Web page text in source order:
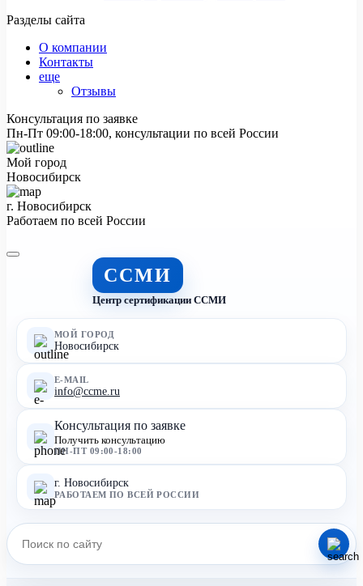
Разделы сайта
О компании
Контакты
еще
Отзывы
Консультация по заявке
Пн-Пт 09:00-18:00, консультации по всей России
Мой город
Новосибирск
г. Новосибирск
Работаем по всей России
ССМИ
Центр сертификации ССМИ
МОЙ ГОРОД
Новосибирск
E-MAIL
info@ccme.ru
Консультация по заявке
Получить консультацию
ПН-ПТ 09:00-18:00
г. Новосибирск
РАБОТАЕМ ПО ВСЕЙ РОССИИ